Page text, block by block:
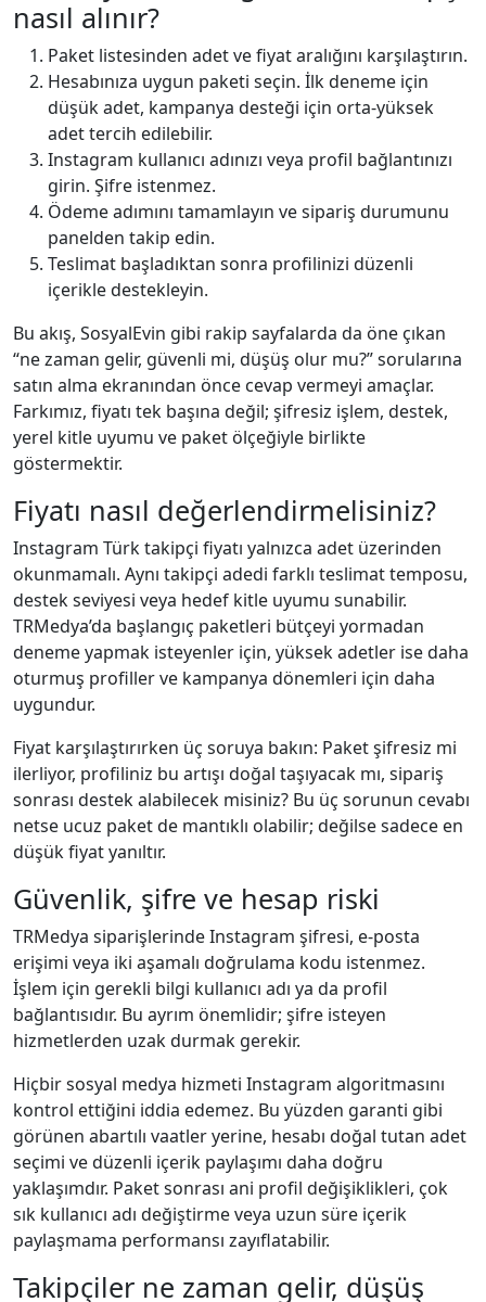
nasıl alınır?
Paket listesinden adet ve fiyat aralığını karşılaştırın.
Hesabınıza uygun paketi seçin. İlk deneme için
düşük adet, kampanya desteği için orta-yüksek
adet tercih edilebilir.
Instagram kullanıcı adınızı veya profil bağlantınızı
girin. Şifre istenmez.
Ödeme adımını tamamlayın ve sipariş durumunu
panelden takip edin.
Teslimat başladıktan sonra profilinizi düzenli
içerikle destekleyin.
Bu akış, SosyalEvin gibi rakip sayfalarda da öne çıkan
“ne zaman gelir, güvenli mi, düşüş olur mu?” sorularına
satın alma ekranından önce cevap vermeyi amaçlar.
Farkımız, fiyatı tek başına değil; şifresiz işlem, destek,
yerel kitle uyumu ve paket ölçeğiyle birlikte
göstermektir.
Fiyatı nasıl değerlendirmelisiniz?
Instagram Türk takipçi fiyatı yalnızca adet üzerinden
okunmamalı. Aynı takipçi adedi farklı teslimat temposu,
destek seviyesi veya hedef kitle uyumu sunabilir.
TRMedya’da başlangıç paketleri bütçeyi yormadan
deneme yapmak isteyenler için, yüksek adetler ise daha
oturmuş profiller ve kampanya dönemleri için daha
uygundur.
Fiyat karşılaştırırken üç soruya bakın: Paket şifresiz mi
ilerliyor, profiliniz bu artışı doğal taşıyacak mı, sipariş
sonrası destek alabilecek misiniz? Bu üç sorunun cevabı
netse ucuz paket de mantıklı olabilir; değilse sadece en
düşük fiyat yanıltır.
Güvenlik, şifre ve hesap riski
TRMedya siparişlerinde Instagram şifresi, e-posta
erişimi veya iki aşamalı doğrulama kodu istenmez.
İşlem için gerekli bilgi kullanıcı adı ya da profil
bağlantısıdır. Bu ayrım önemlidir; şifre isteyen
hizmetlerden uzak durmak gerekir.
Hiçbir sosyal medya hizmeti Instagram algoritmasını
kontrol ettiğini iddia edemez. Bu yüzden garanti gibi
görünen abartılı vaatler yerine, hesabı doğal tutan adet
seçimi ve düzenli içerik paylaşımı daha doğru
yaklaşımdır. Paket sonrası ani profil değişiklikleri, çok
sık kullanıcı adı değiştirme veya uzun süre içerik
paylaşmama performansı zayıflatabilir.
Takipçiler ne zaman gelir, düşüş